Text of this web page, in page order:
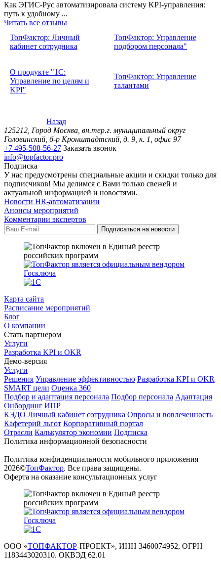
Как ЭГИС-Рус автоматизировала систему KPI-управления:
путь к удобному ...
Читать все отзывы
ТопФактор: Личный
кабинет сотрудника
ТопФактор: Управление
подбором персонала"
О продукте "1С:
Управление по целям и
KPI"
ТопФактор: Управление
талантами
Назад
125212, Город Москва, вн.тер.г. муниципальный округ
Головинский, б-р Кронштадтский, д. 9, к. 1, офис 97
+7 495-508-56-27 Заказать звонок
info@topfactor.pro
Подписка
У нас предусмотрены специальные акции и скидки только для
подписчиков! Мы делимся с Вами только свежей и
актуальной информацией и новостями.
Новости HR-автоматизации
Анонсы мероприятий
Комментарии экспертов
Карта сайта
Расписание мероприятий
Блог
О компании
Стать партнером
Услуги
Разработка KPI и OKR
Демо-версия
Услуги
Решения Управление эффективностью Разработка KPI и OKR
SMART цели Оценка 360
Подбор и адаптация персонала Подбор персонала Адаптация
Онбординг ИПР
КЭДО Личный кабинет сотрудника Опросы и вовлеченность
Кафетерий льгот Корпоративный портал
Отрасли Калькулятор экономии Подписка
Политика информационной безопасности
Политика конфиденциальности мобильного приложения
2026©ТопФактор. Все права защищены.
Оферта на оказание консультационных услуг
ООО «ТОПФАКТОР-ПРОЕКТ», ИНН 3460074952, ОГРН
1183443020310. ОКВЭД 62.01